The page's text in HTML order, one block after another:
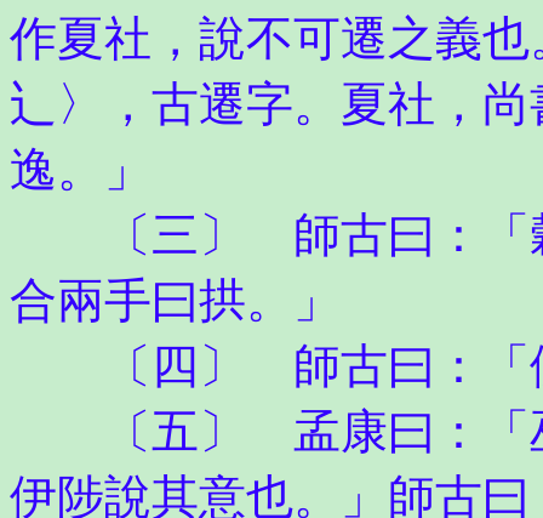
作夏社，說不可遷之義
辶〉，古遷字。夏社，
逸。」
〔三〕 師古曰：「穀
合兩手曰拱。」
〔四〕 師古曰：「伊
〔五〕 孟康曰：「巫
伊陟說其意也。」師古